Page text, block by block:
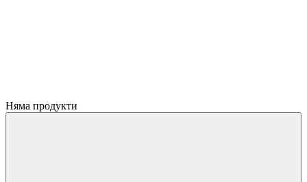
Няма продукти